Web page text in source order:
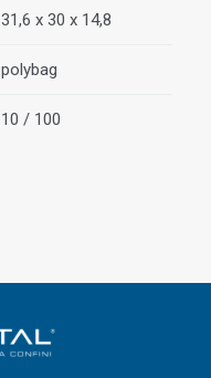
31,6 x 30 x 14,8
polybag
10 / 100